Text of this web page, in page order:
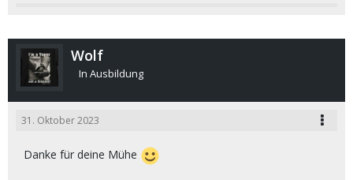
Wolf
In Ausbildung
31. Oktober 2023
Danke für deine Mühe